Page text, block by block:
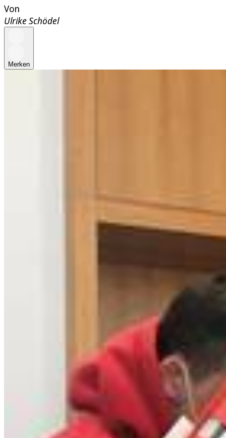
Von
Ulrike Schödel
Merken